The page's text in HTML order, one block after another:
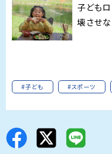
子ども
壊させ
#子ども #スポーツ